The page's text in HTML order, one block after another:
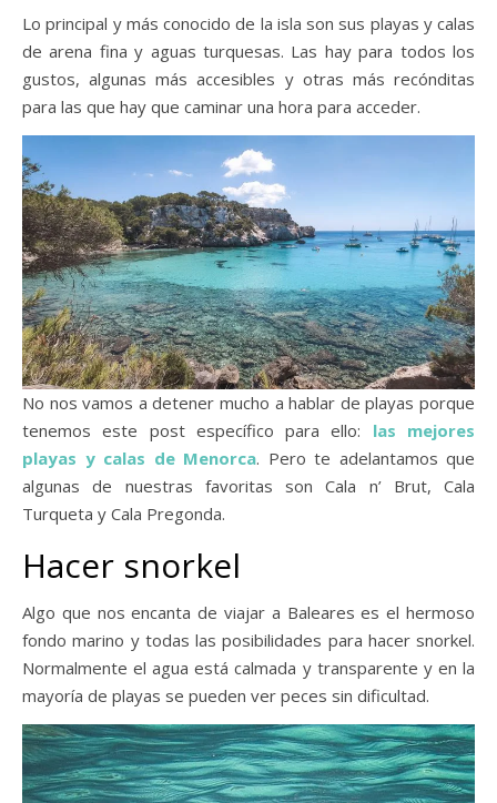
Lo principal y más conocido de la isla son sus playas y calas
de arena fina y aguas turquesas. Las hay para todos los
gustos, algunas más accesibles y otras más recónditas
para las que hay que caminar una hora para acceder.
No nos vamos a detener mucho a hablar de playas porque
tenemos este post específico para ello: las mejores
playas y calas de Menorca. Pero te adelantamos que
algunas de nuestras favoritas son Cala n’ Brut, Cala
Turqueta y Cala Pregonda.
Hacer snorkel
Algo que nos encanta de viajar a Baleares es el hermoso
fondo marino y todas las posibilidades para hacer snorkel.
Normalmente el agua está calmada y transparente y en la
mayoría de playas se pueden ver peces sin dificultad.